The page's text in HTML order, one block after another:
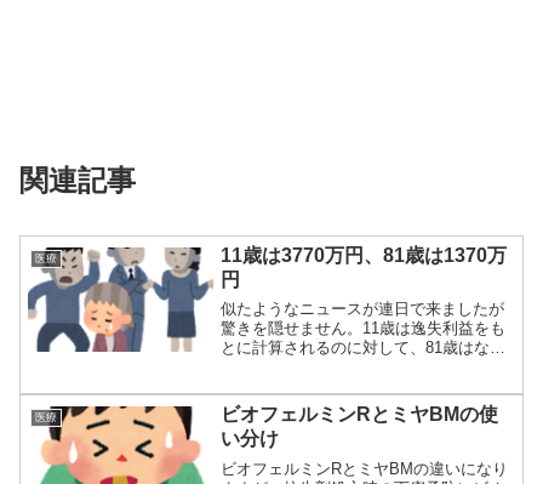
関連記事
医療
11歳は3770万円、81歳は1370万
円
似たようなニュースが連日で来ましたが
驚きを隠せません。11歳は逸失利益をも
とに計算されるのに対して、81歳はなに
医療
ビオフェルミンRとミヤBMの使
い分け
ビオフェルミンRとミヤBMの違いになり